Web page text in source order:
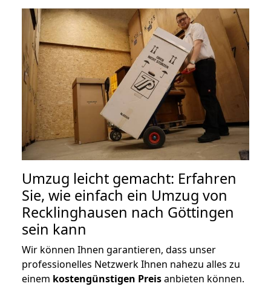
Umzug leicht gemacht: Erfahren
Sie, wie einfach ein Umzug von
Recklinghausen nach Göttingen
sein kann
Wir können Ihnen garantieren, dass unser
professionelles Netzwerk Ihnen nahezu alles zu
einem kostengünstigen Preisanbieten können.